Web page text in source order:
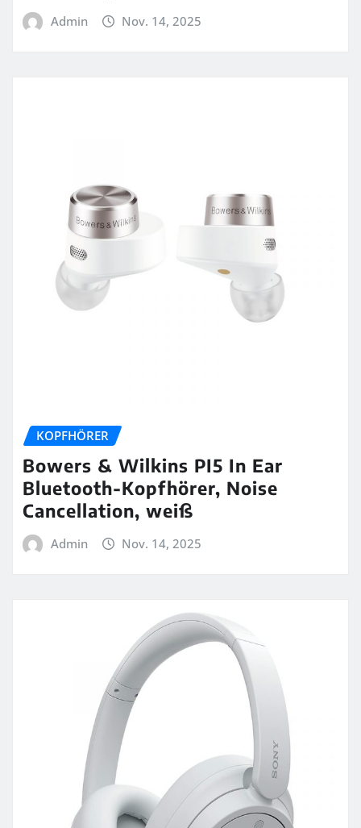
Admin Nov. 14, 2025
KOPFHÖRER
Bowers & Wilkins PI5 In Ear
Bluetooth-Kopfhörer, Noise
Cancellation, weiß
Admin Nov. 14, 2025